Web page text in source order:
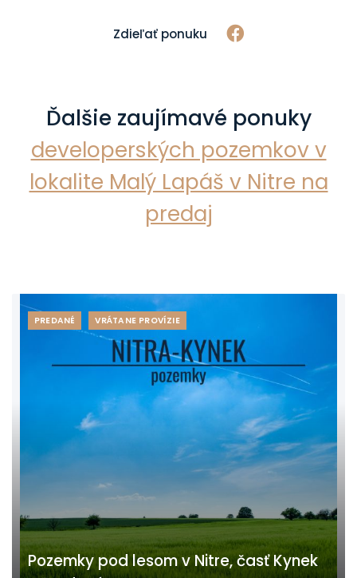
Zdieľať ponuku
Ďalšie zaujímavé ponuky
developerských pozemkov v
lokalite Malý Lapáš v Nitre na
predaj
PREDANÉ VRÁTANE PROVÍZIE
Pozemky pod lesom v Nitre, časť Kynek